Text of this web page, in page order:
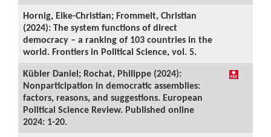
Hornig, Eike-Christian; Frommelt, Christian
(2024): The system functions of direct
democracy – a ranking of 103 countries in the
world. Frontiers in Political Science, vol. 5.
Kübler Daniel; Rochat, Philippe (2024):
Nonparticipation in democratic assemblies:
factors, reasons, and suggestions. European
Political Science Review. Published online
2024: 1-20.